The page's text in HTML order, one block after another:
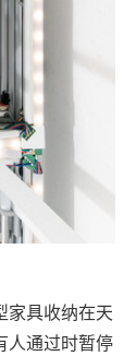
家具收纳在天
人通过时暂停